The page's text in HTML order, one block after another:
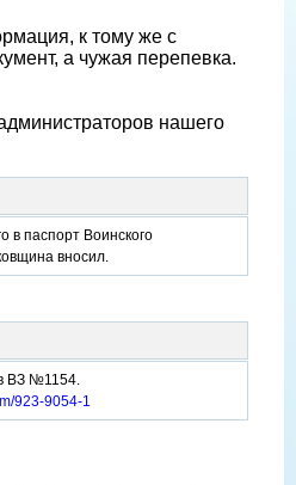
к тому же с
а чужая перепевка.
нашего
в паспорт Воинского
вносил.
ВЗ №1154.
923-9054-1